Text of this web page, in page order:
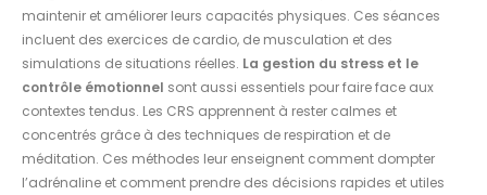
maintenir et améliorer leurs capacités physiques. Ces séances
incluent des exercices de cardio, de musculation et des
simulations de situations réelles. La gestion du stress et le
contrôle émotionnel sont aussi essentiels pour faire face aux
contextes tendus. Les CRS apprennent à rester calmes et
concentrés grâce à des techniques de respiration et de
méditation. Ces méthodes leur enseignent comment dompter
l’adrénaline et comment prendre des décisions rapides et utiles